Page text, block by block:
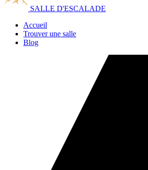
SALLE D'ESCALADE
Accueil
Trouver une salle
Blog